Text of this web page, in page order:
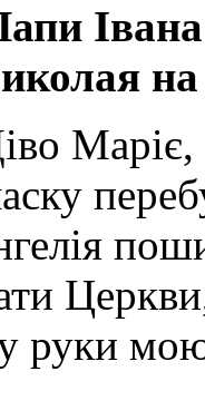
на
руки